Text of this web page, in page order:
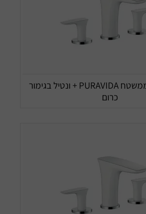
ברז 3 חורים ממשטח PURAVIDA + ונטיל בגימור
כרום